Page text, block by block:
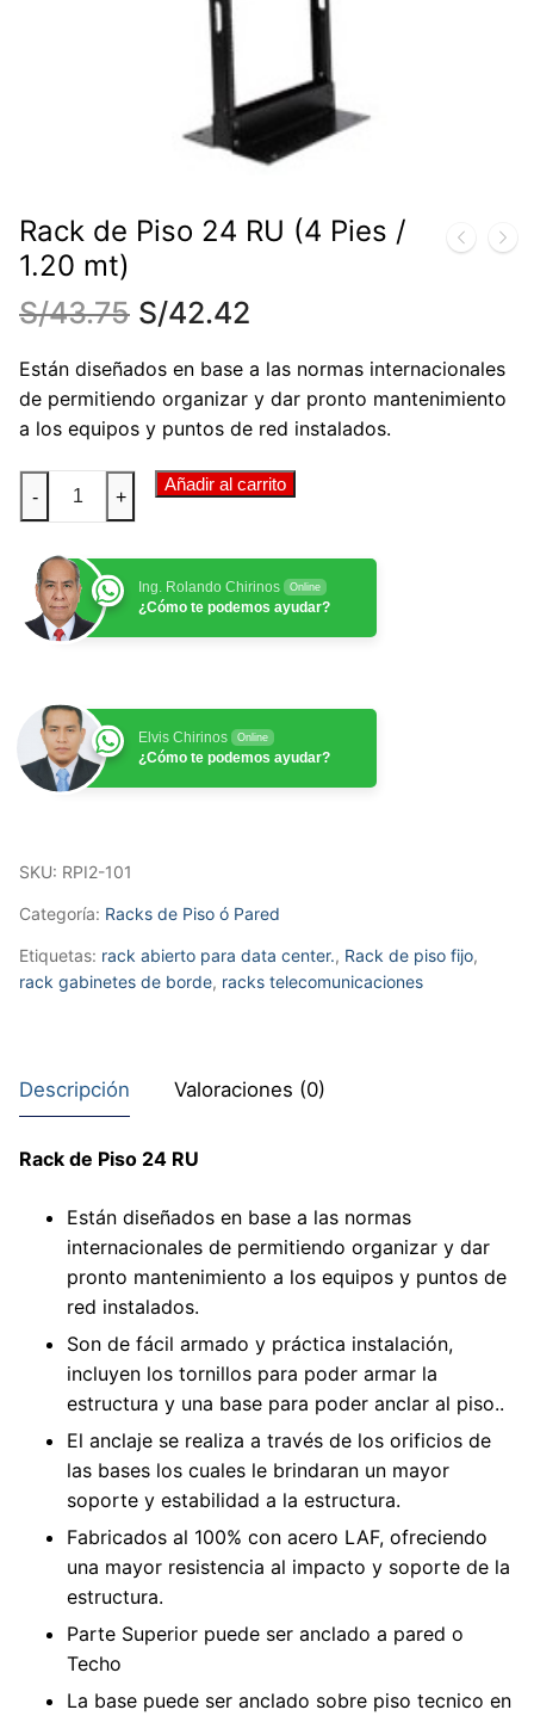
Rack de Piso 24 RU (4 Pies /
1.20 mt)
S/43.75 S/42.42
Están diseñados en base a las normas internacionales
de permitiendo organizar y dar pronto mantenimiento
a los equipos y puntos de red instalados.
de
24
RU
(4
1.20
mt)
cantidad
- +
Añadir al carrito
Ing. Rolando Chirinos Online
¿Cómo te podemos ayudar?
Elvis Chirinos Online
¿Cómo te podemos ayudar?
SKU: RPI2-101
Categoría: Racks de Piso ó Pared
Etiquetas: rack abierto para data center., Rack de piso fijo,
rack gabinetes de borde, racks telecomunicaciones
Descripción Valoraciones (0)
Rack de Piso 24 RU
Están diseñados en base a las normas
internacionales de permitiendo organizar y dar
pronto mantenimiento a los equipos y puntos de
red instalados.
Son de fácil armado y práctica instalación,
incluyen los tornillos para poder armar la
estructura y una base para poder anclar al piso..
El anclaje se realiza a través de los orificios de
las bases los cuales le brindaran un mayor
soporte y estabilidad a la estructura.
Fabricados al 100% con acero LAF, ofreciendo
una mayor resistencia al impacto y soporte de la
estructura.
Parte Superior puede ser anclado a pared o
Techo
La base puede ser anclado sobre piso tecnico en